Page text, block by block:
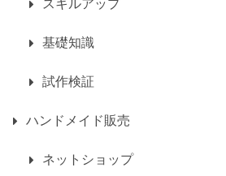
スキルアップ
基礎知識
試作検証
ハンドメイド販売
ネットショップ